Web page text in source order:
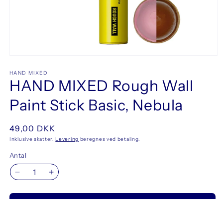
1
i
modus
HAND MIXED
HAND MIXED Rough Wall
Paint Stick Basic, Nebula
Normalpris
49,00 DKK
Inklusive skatter.Levering beregnes ved betaling.
Antal
Reducer Øg